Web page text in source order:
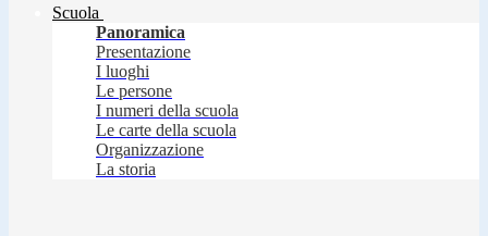
Scuola
Panoramica
Presentazione
I luoghi
Le persone
I numeri della scuola
Le carte della scuola
Organizzazione
La storia